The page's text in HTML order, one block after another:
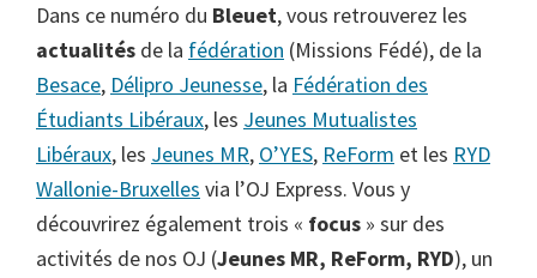
Dans ce numéro du Bleuet, vous retrouverez les
actualités de la fédération (Missions Fédé), de la
Besace, Délipro Jeunesse, la Fédération des
Étudiants Libéraux, les Jeunes Mutualistes
Libéraux, les Jeunes MR, O’YES, ReForm et les RYD
Wallonie-Bruxelles via l’OJ Express. Vous y
découvrirez également trois « focus » sur des
activités de nos OJ (Jeunes MR, ReForm, RYD), un